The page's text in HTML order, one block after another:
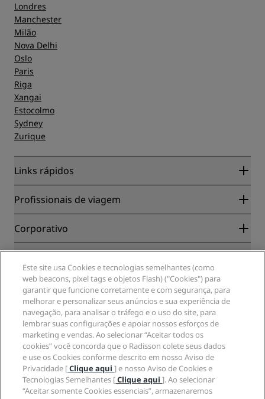
Londres
Manchester
Milão
Nova Delhi
Oslo
Paris
Riga
Xangai
Estocolmo
Sydney
Zurique
Links rápidos
Radisson Rewards
Blog
Destinos
Novos e próximos hotéis
APP Radisson Hotels
Hotéis Sports Approved
Hotéis familiares
Saúde e segurança
Profissionais de viagem
Parceiros
Corporativo
Radisson Hotel Group
Mídia
Carreiras no RHG
Carreiras na PPHE
Carreiras EHL
The Club by RHG
Oportunidades de desenvolvimento
Empresa responsável
Compras
Centro de Privacidade
Aviso legal
Termos e condições do Radisson Rewards
Termos de utilização do site
Acessibilidade Digital
Declaração de escravidão moderna
Ajuda
Alertas ao consumidor
Contato
Perguntas frequentes (FAQ)
Mapa do site
Mídia social
Marcas do Radisson Hotels
Este site usa Cookies e tecnologias semelhantes (como
web beacons, pixel tags e objetos Flash) ("Cookies") para
garantir que funcione corretamente e com segurança, para
melhorar e personalizar seus anúncios e sua experiência de
navegação, para analisar o tráfego e o uso do site, para
lembrar suas configurações e apoiar nossos esforços de
marketing e vendas. Ao selecionar “Aceitar todos os
cookies” você concorda que o Radisson colete seus dados
e use os Cookies conforme descrito em nosso Aviso de
Privacidade [Clique aqui] e nosso Aviso de Cookies e
Tecnologias Semelhantes [Clique aqui]. Ao selecionar
“Aceitar somente Cookies essenciais”, armazenaremos